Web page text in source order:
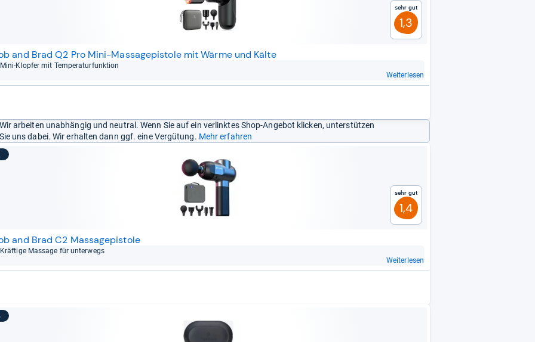
Sehr gut
1,3
and Brad Q2 Pro Mini-Massagepistole mit Wärme und Kälte
Mini-​Klop­fer mit Tem­pe­ra­tur­funk­tion
Weiterlesen
arbeiten unabhängig und neutral. Wenn Sie auf ein verlinktes Shop-Angebot klicken, unterstützen
uns dabei. Wir erhalten dann ggf. eine Vergütung. Mehr erfahren
Sehr gut
1,4
and Brad C2 Massagepistole
Kräf­tige Mas­sage für unter­wegs
Weiterlesen